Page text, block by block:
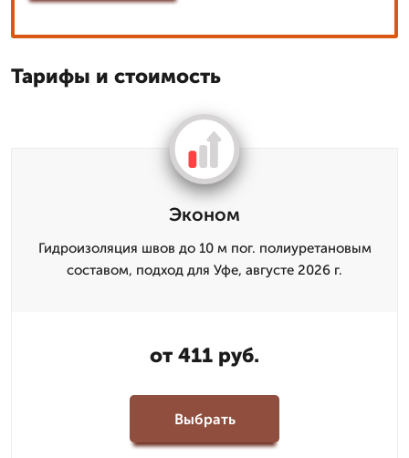
Тарифы и стоимость
Эконом
Гидроизоляция швов до 10 м пог. полиуретановым
составом, подход для Уфе, августе 2026 г.
от 411 руб.
Выбрать